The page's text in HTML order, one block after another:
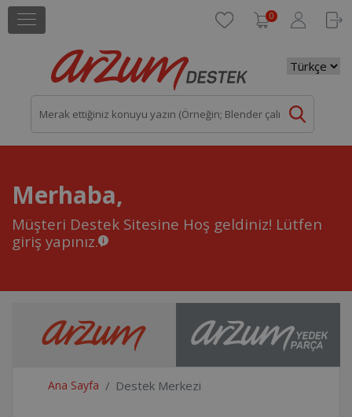
0
Merhaba,
Müşteri Destek Sitesine Hoş geldiniz! Lütfen
giriş yapınız.
Ana Sayfa Destek Merkezi